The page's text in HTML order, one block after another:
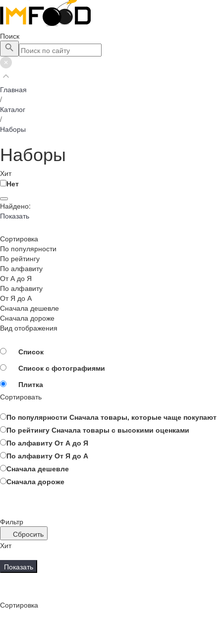
Поиск
Главная
/
Каталог
/
Наборы
Наборы
Хит
Нет
Найдено:
Показать
Сортировка
По популярности
По рейтингу
По алфавиту
От А до Я
По алфавиту
От Я до А
Сначала дешевле
Сначала дороже
Вид отображения
Список
Список с фотографиями
Плитка
Сортировать
По популярности Сначала товары, которые чаще покупают
По рейтингу Сначала товары с высокими оценками
По алфавиту От А до Я
По алфавиту От Я до А
Сначала дешевле
Сначала дороже
Фильтр
Сбросить
Хит
Показать
Сортировка